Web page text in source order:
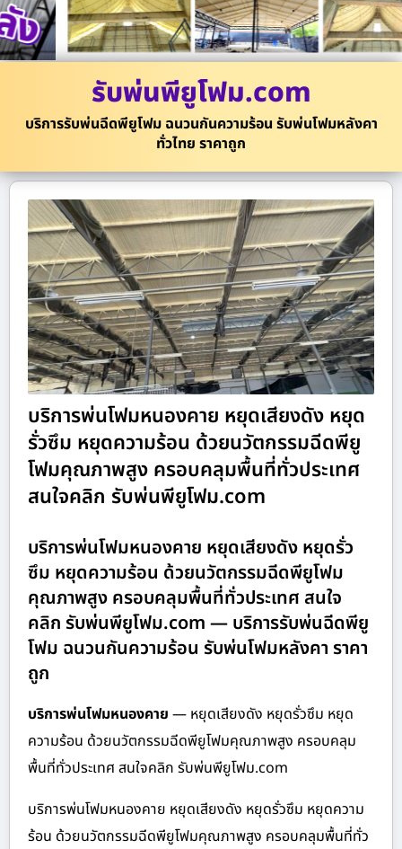
รับพ่นพียูโฟม.com
บริการรับพ่นฉีดพียูโฟม ฉนวนกันความร้อน รับพ่นโฟมหลังคา
ทั่วไทย ราคาถูก
บริการพ่นโฟมหนองคาย หยุดเสียงดัง หยุด
รั่วซึม หยุดความร้อน ด้วยนวัตกรรมฉีดพียู
โฟมคุณภาพสูง ครอบคลุมพื้นที่ทั่วประเทศ
สนใจคลิก รับพ่นพียูโฟม.com
บริการพ่นโฟมหนองคาย หยุดเสียงดัง หยุดรั่ว
ซึม หยุดความร้อน ด้วยนวัตกรรมฉีดพียูโฟม
คุณภาพสูง ครอบคลุมพื้นที่ทั่วประเทศ สนใจ
คลิก รับพ่นพียูโฟม.com — บริการรับพ่นฉีดพียู
โฟม ฉนวนกันความร้อน รับพ่นโฟมหลังคา ราคา
ถูก
บริการพ่นโฟมหนองคาย — หยุดเสียงดัง หยุดรั่วซึม หยุด
ความร้อน ด้วยนวัตกรรมฉีดพียูโฟมคุณภาพสูง ครอบคลุม
พื้นที่ทั่วประเทศ สนใจคลิก รับพ่นพียูโฟม.com
บริการพ่นโฟมหนองคาย หยุดเสียงดัง หยุดรั่วซึม หยุดความ
ร้อน ด้วยนวัตกรรมฉีดพียูโฟมคุณภาพสูง ครอบคลุมพื้นที่ทั่ว